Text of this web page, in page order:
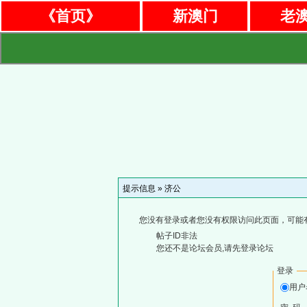
《首页》 新澳门 老
提示信息 » 济公
您没有登录或者您没有权限访问此页面，可能
帖子ID非法
您还不是论坛会员,请先登录论坛
登录
用